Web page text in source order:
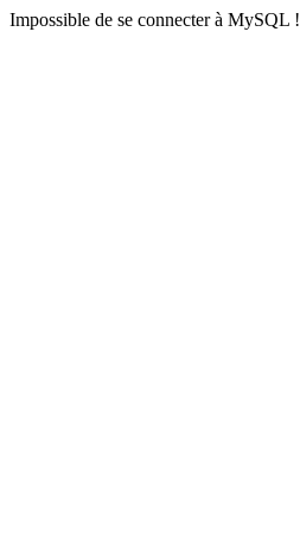
Impossible de se connecter à MySQL !